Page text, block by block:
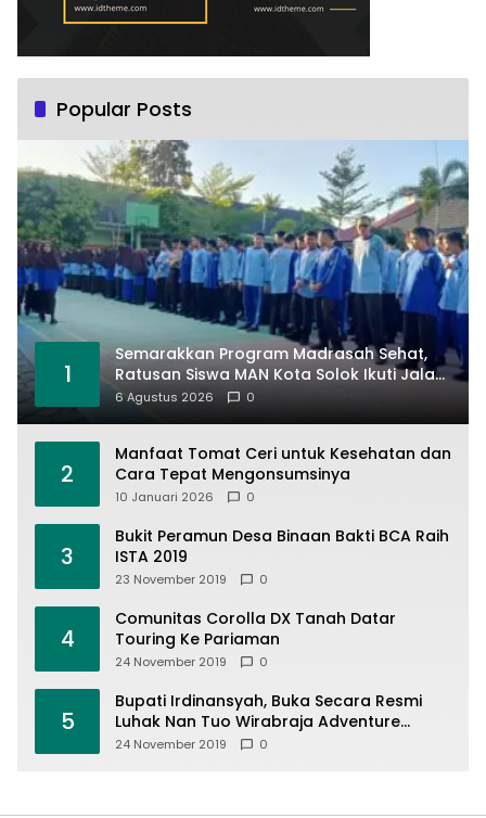
Popular Posts
1
Semarakkan Program Madrasah Sehat,
Ratusan Siswa MAN Kota Solok Ikuti Jalan
Santai
6 Agustus 2026 0
2
Manfaat Tomat Ceri untuk Kesehatan dan
Cara Tepat Mengonsumsinya
10 Januari 2026 0
3
Bukit Peramun Desa Binaan Bakti BCA Raih
ISTA 2019
23 November 2019 0
4
Comunitas Corolla DX Tanah Datar
Touring Ke Pariaman
24 November 2019 0
5
Bupati Irdinansyah, Buka Secara Resmi
Luhak Nan Tuo Wirabraja Adventure
Offroad 2019
24 November 2019 0